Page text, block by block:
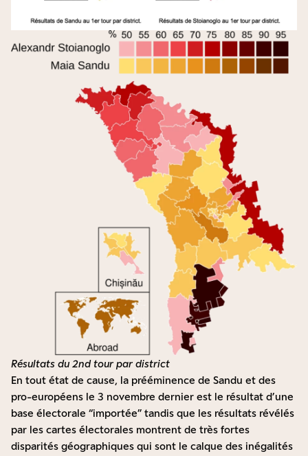
Résultats du 2nd tour par district
En tout état de cause, la prééminence de Sandu et des
pro-européens le 3 novembre dernier est le résultat d’une
base électorale “importée” tandis que les résultats révélés
par les cartes électorales montrent de très fortes
disparités géographiques qui sont le calque des inégalités